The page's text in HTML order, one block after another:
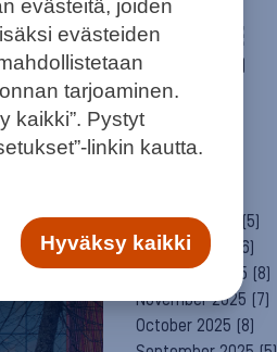
Yleinen
ARCHIVE
August 2026
(1)
July 2026
June 2026
May 2026
February 2026
(5)
January 2026
(6)
December 2025 (8)
November 2025 (7)
October 2025 (8)
evästeitä, joiden
evästeiden
tarjoaminen.
kaikki”. Pystyt
linkin kautta.
Hyväksy kaikki